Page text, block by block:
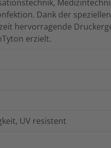
Dank der speziellen
hervorragende
erzielt.
UV resistent